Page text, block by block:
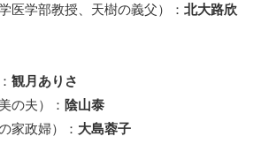
医学部教授、天樹の義父）： 北大路欣
観月ありさ
の夫）： 陰山泰
家政婦）： 大島蓉子